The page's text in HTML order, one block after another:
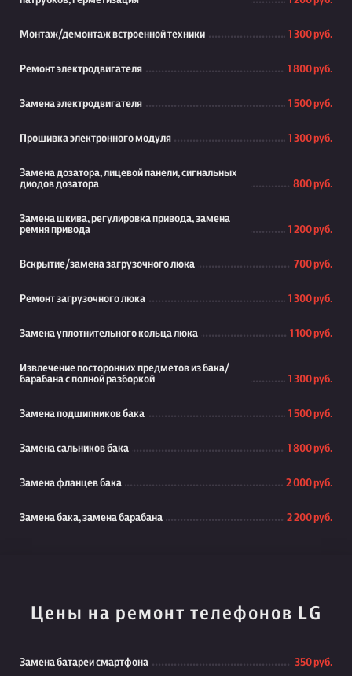
Монтаж/демонтаж встроенной техники 1 300 руб.
Ремонт электродвигателя 1 800 руб.
Замена электродвигателя 1 500 руб.
Прошивка электронного модуля 1 300 руб.
Замена дозатора, лицевой панели, сигнальных
диодов дозатора
800 руб.
Замена шкива, регулировка привода, замена
ремня привода
1 200 руб.
Вскрытие/замена загрузочного люка 700 руб.
Ремонт загрузочного люка 1 300 руб.
Замена уплотнительного кольца люка 1 100 руб.
Извлечение посторонних предметов из бака/
барабана с полной разборкой
1 300 руб.
Замена подшипников бака 1 500 руб.
Замена сальников бака 1 800 руб.
Замена фланцев бака 2 000 руб.
Замена бака, замена барабана 2 200 руб.
Цены на ремонт телефонов LG
Замена батареи смартфона 350 руб.